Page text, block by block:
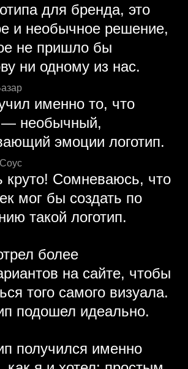
для бренда, это
и необычное решение,
не пришло бы
ни одному из нас.
именно то, что
— необычный,
эмоции логотип.
круто! Сомневаюсь, что
мог бы создать по
такой логотип.
более
на сайте, чтобы
того самого визуала.
подошел идеально.
получился именно